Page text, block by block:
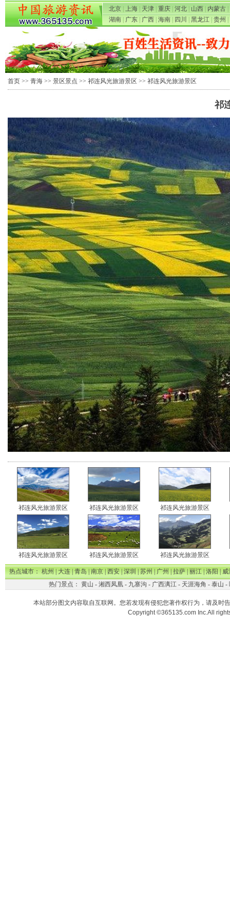
北京 上海 天津 重庆 河北 山西 内蒙古
湖南
广东 广西 海南 四川 黑龙江 贵州
首页 >> 青海 >> 景区景点 >> 祁连风光旅游景区 >> 祁连风光旅游景区
祁
祁连风光旅游景区 祁连风光旅游景区 祁连风光旅游景区
祁连风光旅游景区 祁连风光旅游景区 祁连风光旅游景区
热点城市：杭州|大连|青岛|南京|西安|深圳|苏州|广州|拉萨|丽江|洛阳|威
热门景点： 黄山 - 湘西凤凰- 九寨沟 - 广西漓江- 天涯海角 - 泰山 -
本站部分图文内容取自互联网。您若发现有侵犯您著作权行为，请及时
Copyright ©365135.com Inc.All